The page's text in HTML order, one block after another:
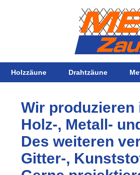
Holzzäune Drahtzäune
Wir produzieren
Holz-, Metall-
Des weiteren
Gitter-,